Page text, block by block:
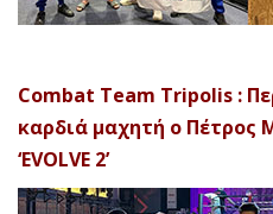
Combat Team Tripolis :
καρδιά μαχητή ο Πέτρος
‘EVOLVE 2’